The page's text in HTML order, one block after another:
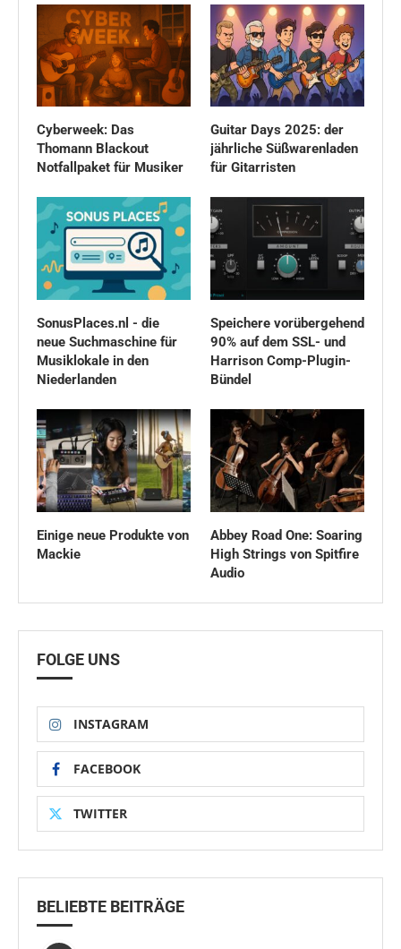
Cyberweek: Das
Thomann Blackout
Notfallpaket für Musiker
Guitar Days 2025: der
jährliche Süßwarenladen
für Gitarristen
SonusPlaces.nl - die
neue Suchmaschine für
Musiklokale in den
Niederlanden
Speichere vorübergehend
90% auf dem SSL- und
Harrison Comp-Plugin-
Bündel
Einige neue Produkte von
Mackie
Abbey Road One: Soaring
High Strings von Spitfire
Audio
FOLGE UNS
INSTAGRAM
FACEBOOK
TWITTER
BELIEBTE BEITRÄGE